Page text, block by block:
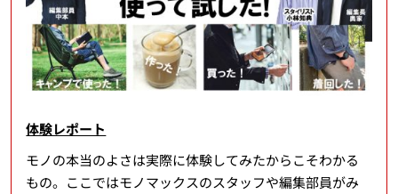
体験レポート
モノの本当のよさは実際に体験してみたからこそわかる
もの。ここではモノマックスのスタッフや編集部員がみ